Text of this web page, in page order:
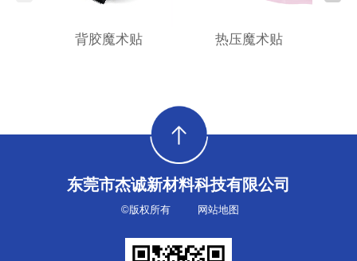
背胶魔术贴 热压魔术贴
东莞市杰诚新材料科技有限公司
©版权所有 网站地图